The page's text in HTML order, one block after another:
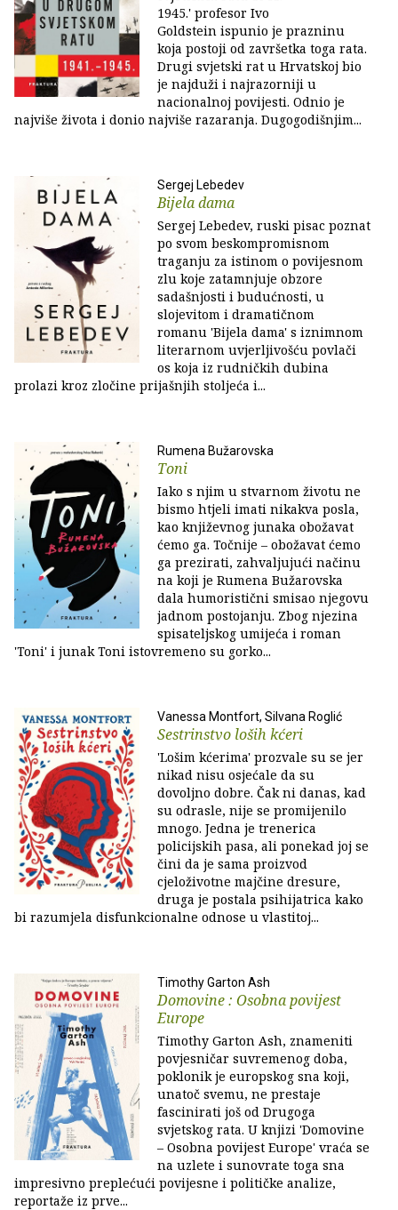
1945.' profesor Ivo
Goldstein ispunio je prazninu
koja postoji od završetka toga rata.
Drugi svjetski rat u Hrvatskoj bio
je najduži i najrazorniji u
nacionalnoj povijesti. Odnio je
najviše života i donio najviše razaranja. Dugogodišnjim...
Sergej Lebedev
Bijela dama
Sergej Lebedev, ruski pisac poznat
po svom beskompromisnom
traganju za istinom o povijesnom
zlu koje zatamnjuje obzore
sadašnjosti i budućnosti, u
slojevitom i dramatičnom
romanu 'Bijela dama' s iznimnom
literarnom uvjerljivošću povlači
os koja iz rudničkih dubina
prolazi kroz zločine prijašnjih stoljeća i...
Rumena Bužarovska
Toni
Iako s njim u stvarnom životu ne
bismo htjeli imati nikakva posla,
kao književnog junaka obožavat
ćemo ga. Točnije – obožavat ćemo
ga prezirati, zahvaljujući načinu
na koji je Rumena Bužarovska
dala humoristični smisao njegovu
jadnom postojanju. Zbog njezina
spisateljskog umijeća i roman
'Toni' i junak Toni istovremeno su gorko...
Vanessa Montfort, Silvana Roglić
Sestrinstvo loših kćeri
'Lošim kćerima' prozvale su se jer
nikad nisu osjećale da su
dovoljno dobre. Čak ni danas, kad
su odrasle, nije se promijenilo
mnogo. Jedna je trenerica
policijskih pasa, ali ponekad joj se
čini da je sama proizvod
cjeloživotne majčine dresure,
druga je postala psihijatrica kako
bi razumjela disfunkcionalne odnose u vlastitoj...
Timothy Garton Ash
Domovine : Osobna povijest
Europe
Timothy Garton Ash, znameniti
povjesničar suvremenog doba,
poklonik je europskog sna koji,
unatoč svemu, ne prestaje
fascinirati još od Drugoga
svjetskog rata. U knjizi 'Domovine
– Osobna povijest Europe' vraća se
na uzlete i sunovrate toga sna
impresivno preplećući povijesne i političke analize,
reportaže iz prve...